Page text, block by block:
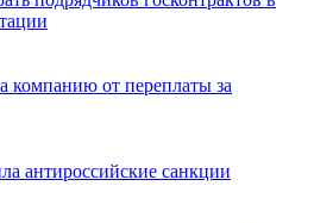
компанию от переплаты за
антироссийские санкции